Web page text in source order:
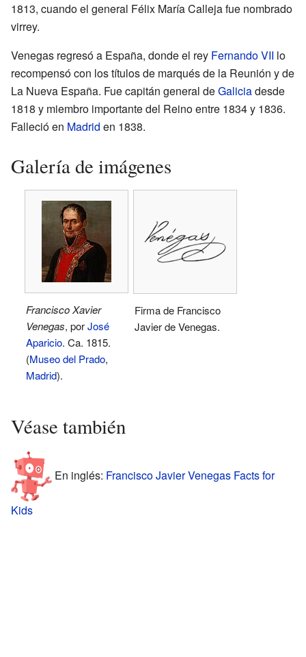
1813, cuando el general Félix María Calleja fue nombrado
virrey.
Venegas regresó a España, donde el rey Fernando VII lo
recompensó con los títulos de marqués de la Reunión y de
La Nueva España. Fue capitán general deGaliciadesde
1818 y miembro importante del Reino entre 1834 y 1836.
Falleció en Madrid en 1838.
Galería de imágenes
Francisco Xavier
Venegas, porJosé
Aparicio. Ca. 1815.
(Museo del Prado,
Madrid).
Firma de Francisco
Javier de Venegas.
Véase también
En inglés: Francisco Javier Venegas Facts for
Kids